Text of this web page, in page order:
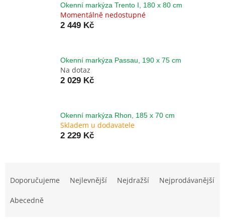
Okenní markýza Trento I, 180 x 80 cm
Momentálně nedostupné
2 449 Kč
Okenní markýza Passau, 190 x 75 cm
Na dotaz
2 029 Kč
Okenní markýza Rhon, 185 x 70 cm
Skladem u dodavatele
2 229 Kč
Doporučujeme Nejlevnější Nejdražší Nejprodávanější
Abecedně